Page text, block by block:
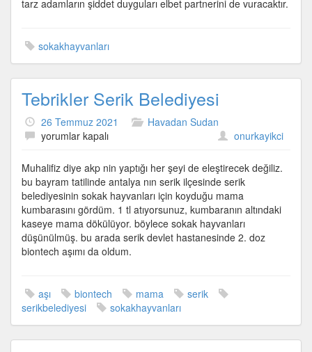
tarz adamların şiddet duyguları elbet partnerini de vuracaktır.
sokakhayvanları
Tebrikler Serik Belediyesi
26 Temmuz 2021
Havadan Sudan
Tebrikler
Belediyesi
için
yorumlar kapalı onurkayikci
Muhalifiz diye akp nin yaptığı her şeyi de eleştirecek değiliz.
bu bayram tatilinde antalya nın serik ilçesinde serik
belediyesinin sokak hayvanları için koyduğu mama
kumbarasını gördüm. 1 tl atıyorsunuz, kumbaranın altındaki
kaseye mama dökülüyor. böylece sokak hayvanları
düşünülmüş. bu arada serik devlet hastanesinde 2. doz
biontech aşımı da oldum.
aşı biontech mama
serik
serikbelediyesi
sokakhayvanları